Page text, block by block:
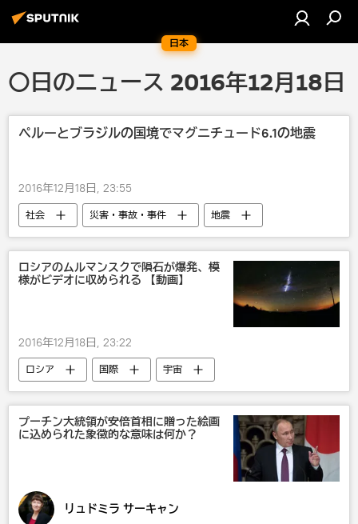
日本
〇日のニュース 2016年12月18日
ペルーとブラジルの国境でマグニチュード6.1の地震
2016年12月18日, 23:55
社会 災害・事故・事件 地震
ロシアのムルマンスクで隕石が爆発、模
様がビデオに収められる 【動画】
2016年12月18日, 23:22
ロシア 国際 宇宙
プーチン大統領が安倍首相に贈った絵画
に込められた象徴的な意味は何か？
リュドミラ サーキャン